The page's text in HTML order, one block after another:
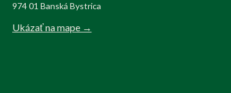
974 01 Banská Bystrica
Ukázať na mape →